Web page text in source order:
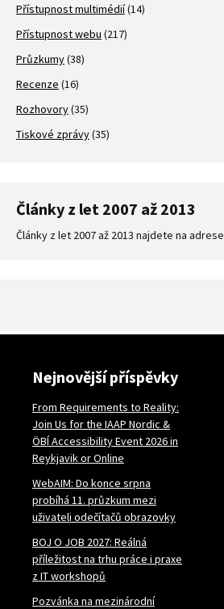
Přístupnost multimédií(14)
Přístupnost webu (217)
Průzkumy(38)
Recenze (16)
Rozhovory(35)
Tiskové zprávy(35)
Články z let 2007 až 2013
Články z let 2007 až 2013 najdete na adrese
Nejnovější příspěvky
From Requirements to Reality:
Join Us for the IAAP Nordic &
ÖBÍ Accessibility Event 2026 in
Reykjavik or Online
WebAIM: Do konce srpna
probíhá 11. průzkum mezi
uživateli odečítačů obrazovky
BOJ O JOB 2027: Reálná
příležitost na trhu práce i praxe
z IT workshopů
Pozvánka na mezinárodní